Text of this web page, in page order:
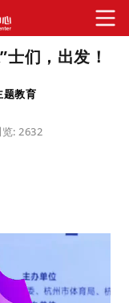
们，出发！
题教育
: 2632